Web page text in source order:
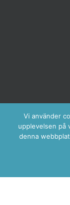
Vi använder
upplevelsen på
denna